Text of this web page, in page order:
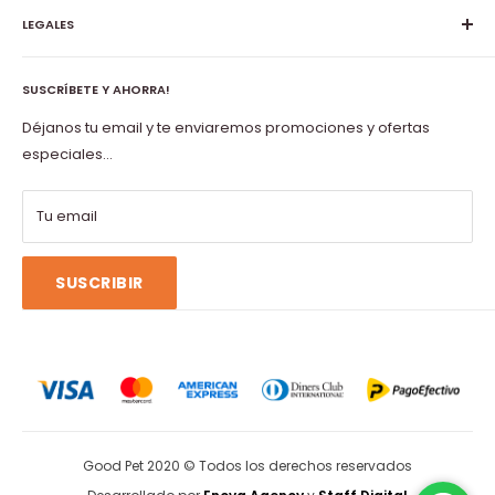
Contacto
Libro de reclamaciones
Terms of service
Refund policy
LEGALES
Políticas de Privacidad
Términos y Condiciones
SUSCRÍBETE Y AHORRA!
Déjanos tu email y te enviaremos promociones y ofertas
especiales...
Tu email
SUSCRIBIR
Good Pet 2020 © Todos los derechos reservados